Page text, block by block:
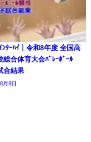
ﾝﾀｰﾊｲ｜令和8年度 全国高
総合体育大会ﾊﾞﾚｰﾎﾞｰﾙ
合結果
月8日